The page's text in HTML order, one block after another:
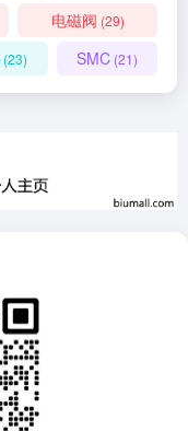
电磁阀 (29)
(23) SMC(21)